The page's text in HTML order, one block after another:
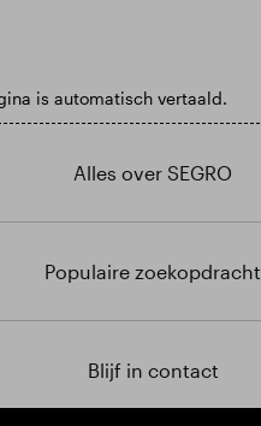
is automatisch vertaald.
Alles over SEGRO
Populaire zoekopdracht
Blijf in contact